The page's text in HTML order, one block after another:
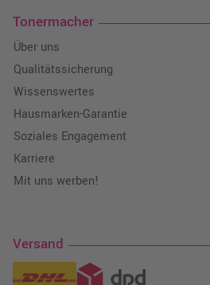
Tonermacher
Über uns
Qualitätssicherung
Wissenswertes
Hausmarken-Garantie
Soziales Engagement
Karriere
Mit uns werben!
Versand